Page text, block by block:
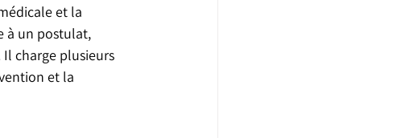
et la
à un postulat,
charge plusieurs
et la